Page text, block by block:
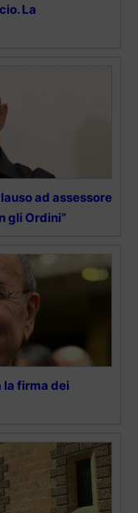
La
ad assessore
gli Ordini”
la firma dei